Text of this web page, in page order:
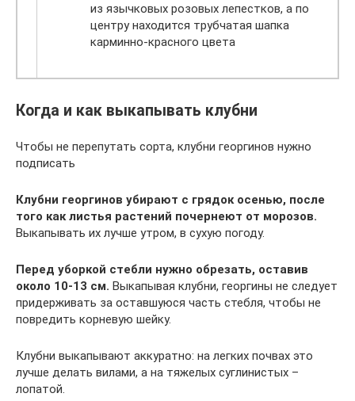
из язычковых розовых лепестков, а по
центру находится трубчатая шапка
карминно-красного цвета
Когда и как выкапывать клубни
Чтобы не перепутать сорта, клубни георгинов нужно
подписать
Клубни георгинов убирают с грядок осенью, после
того как листья растений почернеют от морозов.
Выкапывать их лучше утром, в сухую погоду.
Перед уборкой стебли нужно обрезать, оставив
около 10-13 см. Выкапывая клубни, георгины не следует
придерживать за оставшуюся часть стебля, чтобы не
повредить корневую шейку.
Клубни выкапывают аккуратно: на легких почвах это
лучше делать вилами, а на тяжелых суглинистых –
лопатой.